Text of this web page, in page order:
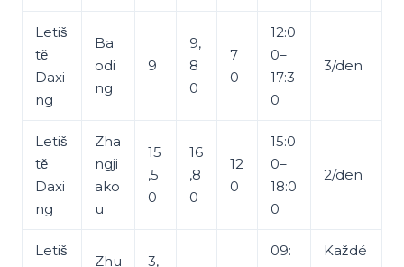
Letiš
tě
Daxi
ng
Ba
odi
ng
9
9,
8
0
7
0
12:0
0–
17:3
0
3/den
Letiš
tě
Daxi
ng
Zha
ngji
ako
u
15
,5
0
16
,8
0
12
0
15:0
0–
18:0
0
2/den
Letiš
Zhu
3,
09:
Každé